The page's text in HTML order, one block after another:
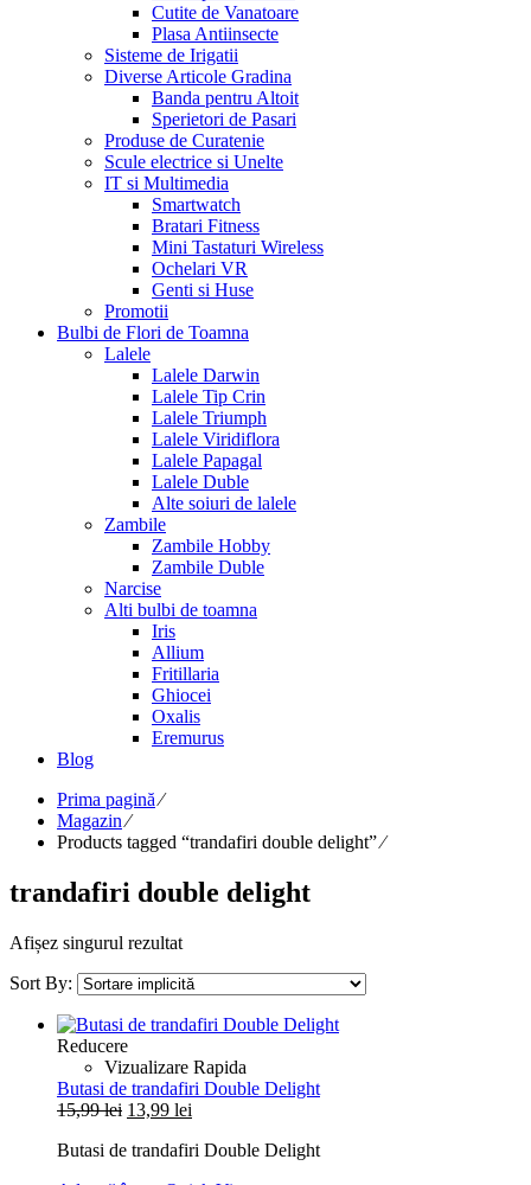
Cutite de Vanatoare
Plasa Antiinsecte
Sisteme de Irigatii
Diverse Articole Gradina
Banda pentru Altoit
Sperietori de Pasari
Produse de Curatenie
Scule electrice si Unelte
IT si Multimedia
Smartwatch
Bratari Fitness
Mini Tastaturi Wireless
Ochelari VR
Genti si Huse
Promotii
Bulbi de Flori de Toamna
Lalele
Lalele Darwin
Lalele Tip Crin
Lalele Triumph
Lalele Viridiflora
Lalele Papagal
Lalele Duble
Alte soiuri de lalele
Zambile
Zambile Hobby
Zambile Duble
Narcise
Alti bulbi de toamna
Iris
Allium
Fritillaria
Ghiocei
Oxalis
Eremurus
Blog
Prima pagină⁄
Magazin ⁄
Products tagged “trandafiri double delight”⁄
trandafiri double delight
Afișez singurul rezultat
Sort By:
Reducere
Vizualizare Rapida
Butasi de trandafiri Double Delight
15,99lei Prețul
a
13,99 lei
este:
Butasi de trandafiri Double Delight